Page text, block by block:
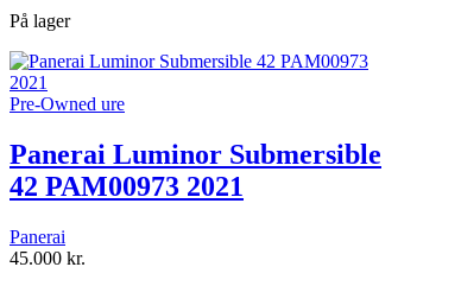
På lager
Pre-Owned ure
Panerai Luminor Submersible
42 PAM00973 2021
Panerai
45.000 kr.